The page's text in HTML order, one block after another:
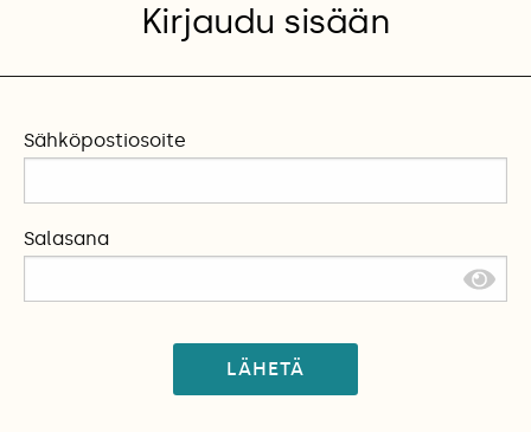
Kirjaudu sisään
Sähköpostiosoite
Salasana
LÄHETÄ